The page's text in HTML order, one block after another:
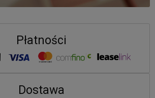
Płatności
Dostawa